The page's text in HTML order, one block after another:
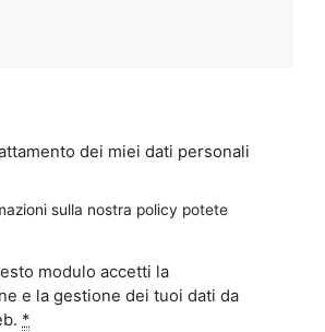
dei miei dati personali
sulla nostra policy potete
modulo accetti la
e la gestione dei tuoi dati da
*